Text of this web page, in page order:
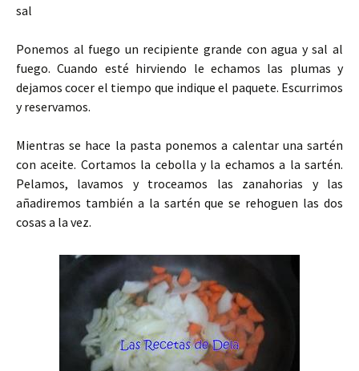
sal
Ponemos al fuego un recipiente grande con agua y sal al
fuego. Cuando esté hirviendo le echamos las plumas y
dejamos cocer el tiempo que indique el paquete. Escurrimos
y reservamos.
Mientras se hace la pasta ponemos a calentar una sartén
con aceite. Cortamos la cebolla y la echamos a la sartén.
Pelamos, lavamos y troceamos las zanahorias y las
añadiremos también a la sartén que se rehoguen las dos
cosas a la vez.